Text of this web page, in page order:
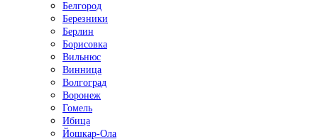
Белгород
Березники
Берлин
Борисовка
Вильнюс
Винница
Волгоград
Воронеж
Гомель
Ибица
Йошкар-Ола